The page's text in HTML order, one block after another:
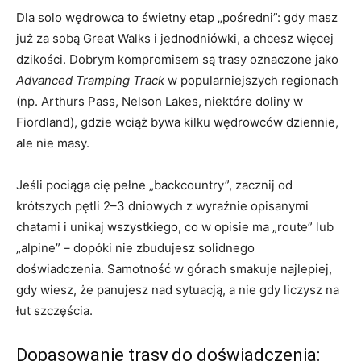
Dla solo wędrowca to świetny etap „pośredni”: gdy masz
już za sobą Great Walks i jednodniówki, a chcesz więcej
dzikości. Dobrym kompromisem są trasy oznaczone jako
Advanced Tramping Track w popularniejszych regionach
(np. Arthurs Pass, Nelson Lakes, niektóre doliny w
Fiordland), gdzie wciąż bywa kilku wędrowców dziennie,
ale nie masy.
Jeśli pociąga cię pełne „backcountry”, zacznij od
krótszych pętli 2–3 dniowych z wyraźnie opisanymi
chatami i unikaj wszystkiego, co w opisie ma „route” lub
„alpine” – dopóki nie zbudujesz solidnego
doświadczenia. Samotność w górach smakuje najlepiej,
gdy wiesz, że panujesz nad sytuacją, a nie gdy liczysz na
łut szczęścia.
Dopasowanie trasy do doświadczenia: